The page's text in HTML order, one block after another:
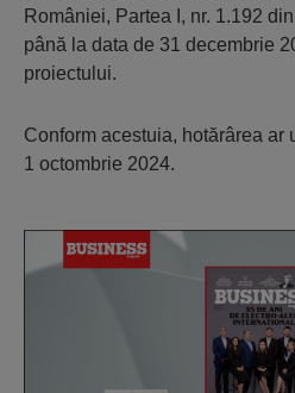
României, Partea I, nr. 1.192
până la data de 31 decembrie
proiectului.
Conform acestuia, hotărârea ar
1 octombrie 2024.